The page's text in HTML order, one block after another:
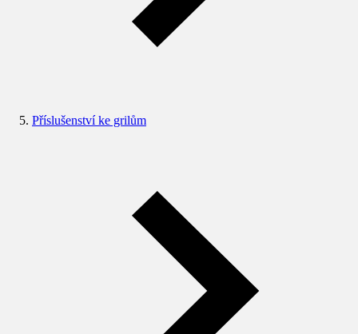
Příslušenství ke grilům